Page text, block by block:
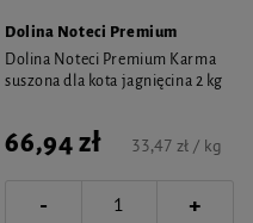
Dolina Noteci Premium
Dolina Noteci Premium Karma
suszona dla kota jagnięcina 2 kg
66,94 zł 33,47 zł / kg
- +